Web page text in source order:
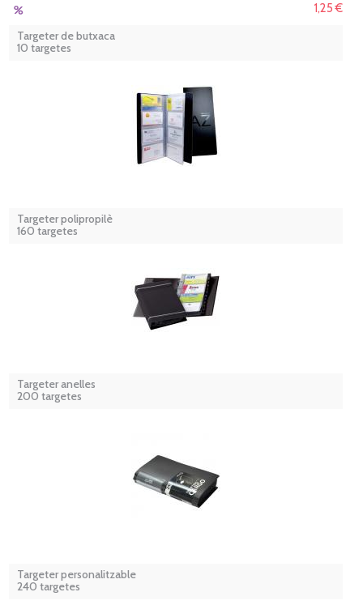
1,25 €
Targeter de butxaca
10 targetes
Targeter polipropilè
160 targetes
Targeter anelles
200 targetes
Targeter personalitzable
240 targetes